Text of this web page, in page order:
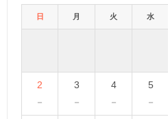
日 月 火 水
2
－
3
－
4
－
5
－